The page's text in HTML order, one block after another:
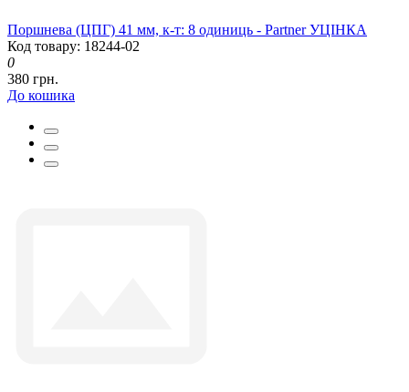
Поршнева (ЦПГ) 41 мм, к-т: 8 одиниць - Partner УЦІНКА
Код товару: 18244-02
0
380 грн.
До кошика